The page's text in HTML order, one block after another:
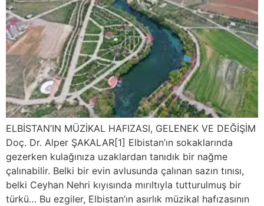
ELBİSTAN’IN MÜZİKAL HAFIZASI, GELENEK VE DEĞİŞİM
Doç. Dr. Alper ŞAKALAR[1] Elbistan’ın sokaklarında
gezerken kulağınıza uzaklardan tanıdık bir nağme
çalınabilir. Belki bir evin avlusunda çalınan sazın tınısı,
belki Ceyhan Nehri kıyısında mırıltıyla tutturulmuş bir
türkü… Bu ezgiler, Elbistan’ın asırlık müzikal hafızasının